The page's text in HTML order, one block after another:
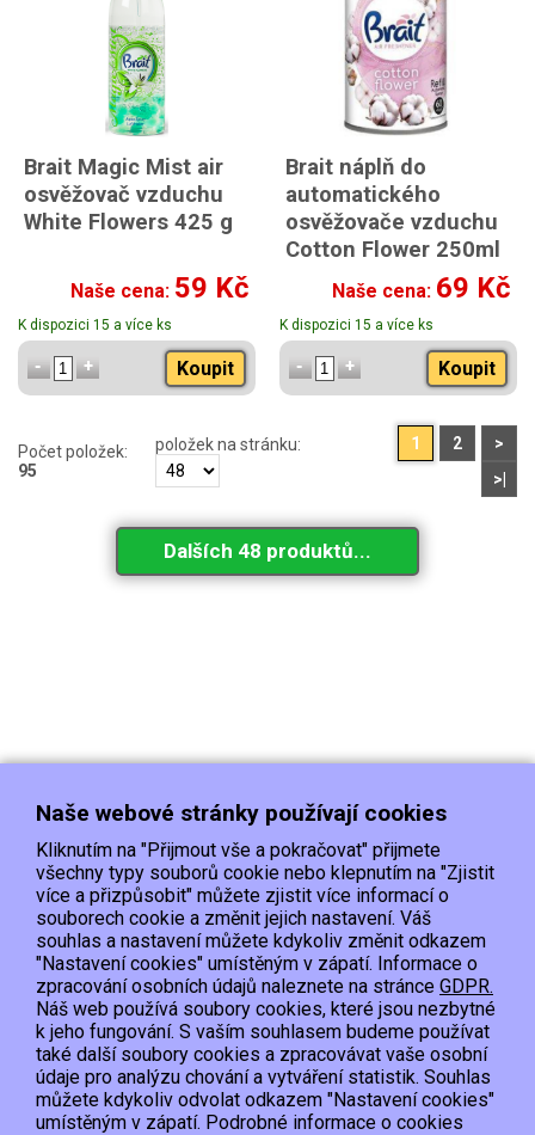
Brait Magic Mist air
osvěžovač vzduchu
White Flowers 425 g
Naše cena: 59 Kč
K dispozici 15 a více ks
Koupit
Brait náplň do
automatického
osvěžovače vzduchu
Cotton Flower 250ml
Naše cena: 69 Kč
K dispozici 15 a více ks
Koupit
Počet položek:
95
položek na stránku: 1 2
>
>|
Dalších 48 produktů...
Doprava Platba
Kontakt/Reklamace
Obchodní podmínky
Ochrana os.údajů
EET :Podle zákona o evidenci tržeb je prodávající povinen vystavit kupujícímu
Zároveň je povinen zaevidovat přijatou tržbu u správce daně online; v případě
technického výpadku pak nejpozději do 48 hodin.
Naše webové stránky používají cookies
Kliknutím na "Přijmout vše a pokračovat" přijmete
všechny typy souborů cookie nebo klepnutím na "Zjistit
více a přizpůsobit" můžete zjistit více informací o
souborech cookie a změnit jejich nastavení. Váš
souhlas a nastavení můžete kdykoliv změnit odkazem
"Nastavení cookies" umístěným v zápatí. Informace o
zpracování osobních údajů naleznete na stránce GDPR.
Náš web používá soubory cookies, které jsou nezbytné
k jeho fungování. S vaším souhlasem budeme používat
také další soubory cookies a zpracovávat vaše osobní
údaje pro analýzu chování a vytváření statistik. Souhlas
můžete kdykoliv odvolat odkazem "Nastavení cookies"
umístěným v zápatí. Podrobné informace o cookies